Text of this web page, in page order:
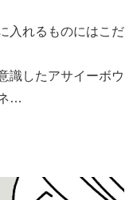
入れるものにはこだ
識したアサイーボウ
…